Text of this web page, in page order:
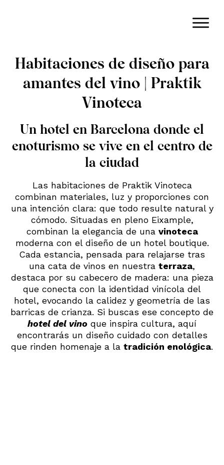
Habitaciones de diseño para
amantes del vino | Praktik
Vinoteca
Un hotel en Barcelona donde el
enoturismo se vive en el centro de
la ciudad
Las habitaciones de Praktik Vinoteca
combinan materiales, luz y proporciones con
una intención clara: que todo resulte natural y
cómodo. Situadas en pleno Eixample,
combinan la elegancia de una vinoteca
moderna con el diseño de un hotel boutique.
Cada estancia, pensada para relajarse tras
una cata de vinos en nuestra terraza,
destaca por su cabecero de madera: una pieza
que conecta con la identidad vinícola del
hotel, evocando la calidez y geometría de las
barricas de crianza. Si buscas ese concepto de
hotel del vino que inspira cultura, aquí
encontrarás un diseño cuidado con detalles
que rinden homenaje a la tradición enológica.